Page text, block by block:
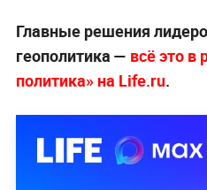
Главные решения
геополитика — всё это в
политика» на Life.ru.